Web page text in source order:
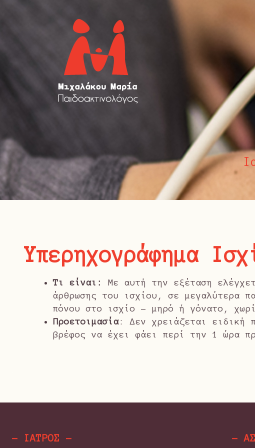
Υπερηχογράφημα
Τι είναι:
Με αυτή την εξέταση
άρθρωσης του ισχίου, σε μεγαλύτερα
πόνου στο ισχίο – μηρό ή γόνατο,
Προετοιμασία: Δεν χρειάζεται ειδική
βρέφος να έχει φάει περί την 1 ώρα
- ΙΑΤΡΟΣ - -